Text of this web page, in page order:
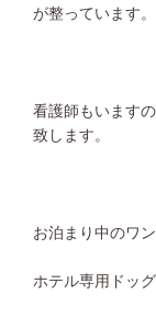
が整っています。
看護師もいます
致します。
お泊まり中のワ
ホテル専用ドッ